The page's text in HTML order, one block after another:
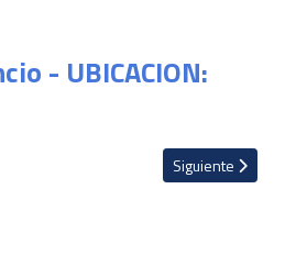
- UBICACION:
Esfuerzo de Patrick Sequeira no alcanzó
Artículo siguiente:
Siguiente